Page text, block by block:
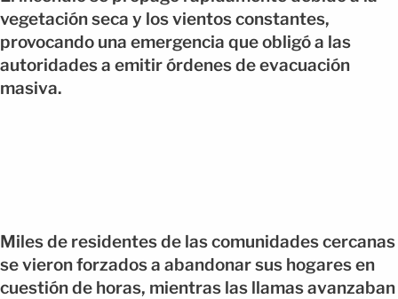
vegetación seca y los vientos constantes,
provocando una emergencia que obligó a las
autoridades a emitir órdenes de evacuación
masiva.
Miles de residentes de las comunidades cercanas
se vieron forzados a abandonar sus hogares en
cuestión de horas, mientras las llamas avanzaban